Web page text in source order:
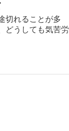
切れることが多
どうしても気苦労